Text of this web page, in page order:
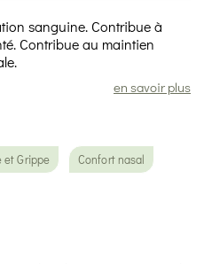
sanguine. Contribue à
Contribue au maintien
en savoir plus
et Grippe Confort nasal